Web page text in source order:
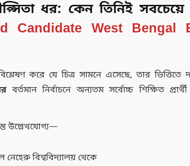
ধর: কেন তিনিই সবচেয়ে
Candidate West Bengal
করে যে চিত্র সামনে এসেছে, তার ভিত্তিতে
বর্তমান নির্বাচনে অন্যতম সর্বোচ্চ শিক্ষিত
উল্লেখযোগ্য—
বিশ্ববিদ্যালয় থেকে